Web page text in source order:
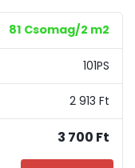
81 Csomag/2 m2
101PS
2 913 Ft
3 700 Ft